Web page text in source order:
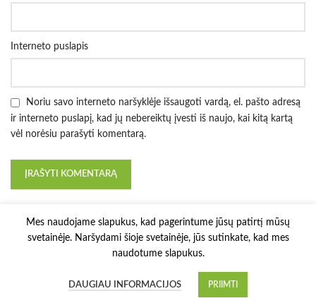
Interneto puslapis
Noriu savo interneto naršyklėje išsaugoti vardą, el. pašto adresą
ir interneto puslapį, kad jų nebereiktų įvesti iš naujo, kai kitą kartą
vėl norėsiu parašyti komentarą.
Mes naudojame slapukus, kad pagerintume jūsų patirtį mūsų
svetainėje. Naršydami šioje svetainėje, jūs sutinkate, kad mes
naudotume slapukus.
DAUGIAU INFORMACIJOS PRIIMTI